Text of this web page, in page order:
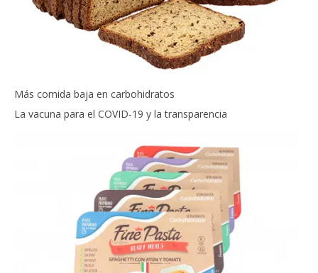
Más comida baja en carbohidratos
La vacuna para el COVID-19 y la transparencia